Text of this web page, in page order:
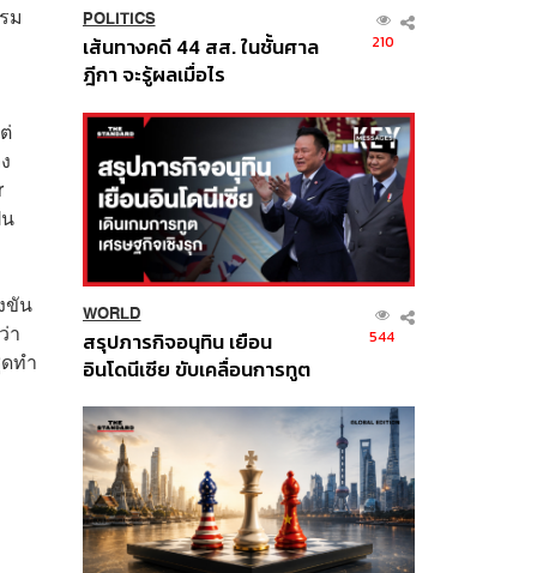
ม
ขัน
า
ทำ
POLITICS
เส้นทางคดี 44 สส. ในชั้นศาล
ฎีกา จะรู้ผลเมื่อไร
210
WORLD
สรุปภารกิจอนุทิน เยือน
อินโดนีเซีย ขับเคลื่อนการทูต
ส่วนยุทธศาสตร์ไทย –
อินโดนีเซีย
544